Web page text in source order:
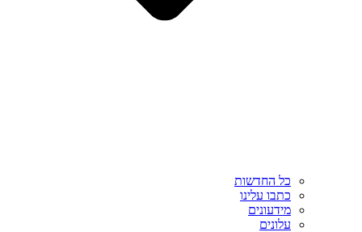
כל החדשות
כתבו עלינו
מידעונים
עלונים